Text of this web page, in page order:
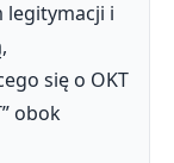
legitymacji i
się o OKT
obok